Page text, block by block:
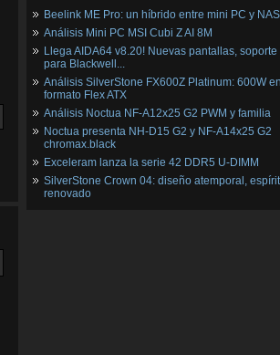
Beelink ME Pro: un híbrido entre mini PC y NAS
Análisis Mini PC MSI Cubi Z AI 8M
Llega AIDA64 v8.20! Nuevas pantallas, soporte
para Blackwell...
Análisis SilverStone FX600Z Platinum: 600W
formato Flex ATX
Análisis Noctua NF-A12x25 G2 PWM y familia
Noctua presenta NH-D15 G2 y NF-A14x25 G2
chromax.black
Exceleram lanza la serie 42 DDR5 U-DIMM
SilverStone Crown 04: diseño atemporal,
renovado